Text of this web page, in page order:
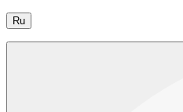
Ru